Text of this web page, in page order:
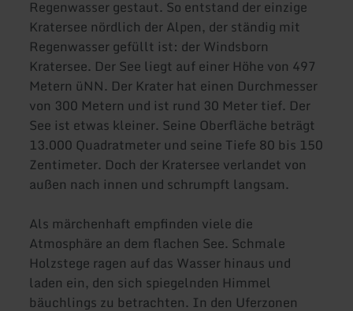
Regenwasser gestaut. So entstand der einzige
Kratersee nördlich der Alpen, der ständig mit
Regenwasser gefüllt ist: der Windsborn
Kratersee. Der See liegt auf einer Höhe von 497
Metern üNN. Der Krater hat einen Durchmesser
von 300 Metern und ist rund 30 Meter tief. Der
See ist etwas kleiner. Seine Oberfläche beträgt
13.000 Quadratmeter und seine Tiefe 80 bis 150
Zentimeter. Doch der Kratersee verlandet von
außen nach innen und schrumpft langsam.
Als märchenhaft empfinden viele die
Atmosphäre an dem flachen See. Schmale
Holzstege ragen auf das Wasser hinaus und
laden ein, den sich spiegelnden Himmel
bäuchlings zu betrachten. In den Uferzonen